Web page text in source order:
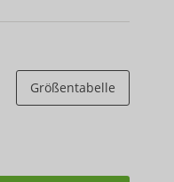
Größentabelle